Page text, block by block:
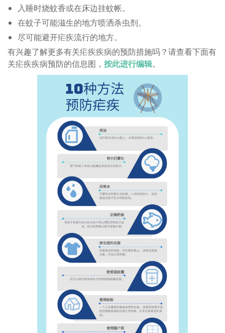
入睡时烧蚊香或在床边挂蚊帐。
在蚊子可能滋生的地方喷洒杀虫剂。
尽可能避开疟疾流行的地方。
有兴趣了解更多有关疟疾疾病的预防措施吗？请查看下面有
关疟疾疾病预防的信息图， 按此进行编辑。